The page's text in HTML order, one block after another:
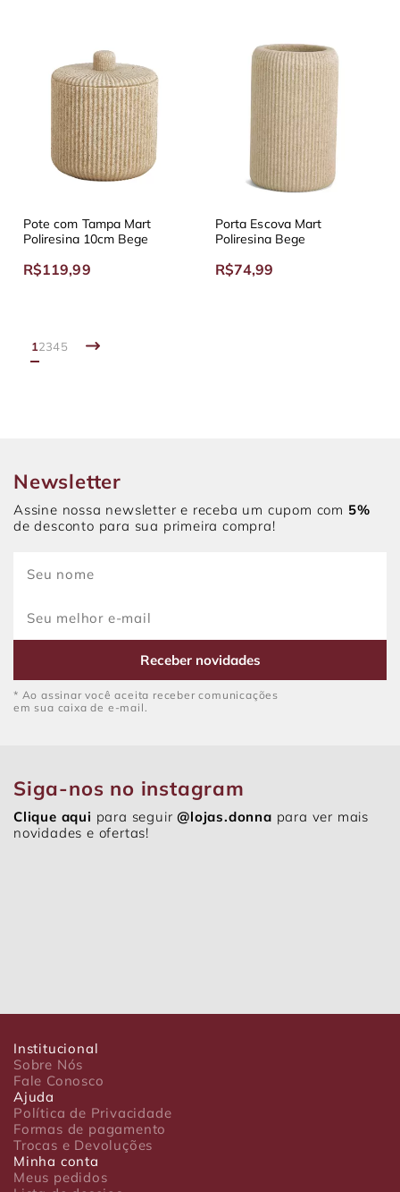
Pote com Tampa Mart
Poliresina 10cm Bege
R$119,99
Porta Escova Mart
Poliresina Bege
R$74,99
12345
Newsletter
Assine nossa newsletter e receba um cupom com 5%
de desconto para sua primeira compra!
Receber novidades
* Ao assinar você aceita receber comunicações
em sua caixa de e-mail.
Siga-nos no instagram
Clique aqui para seguir@lojas.donna para ver mais
novidades e ofertas!
Institucional
Sobre Nós
Fale Conosco
Ajuda
Política de Privacidade
Formas de pagamento
Trocas e Devoluções
Minha conta
Meus pedidos